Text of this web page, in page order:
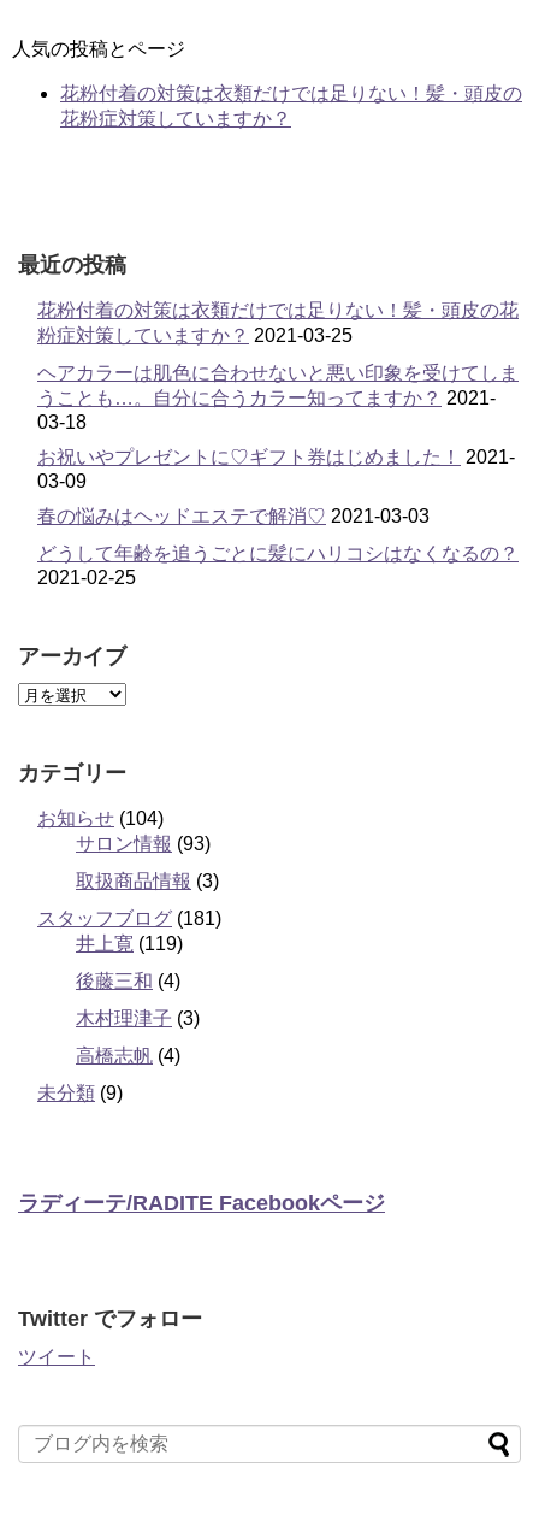
人気の投稿とページ
花粉付着の対策は衣類だけでは足りない！髪・頭皮の
花粉症対策していますか？
最近の投稿
花粉付着の対策は衣類だけでは足りない！髪・頭皮の花
粉症対策していますか？ 2021-03-25
ヘアカラーは肌色に合わせないと悪い印象を受けてしま
うことも…。自分に合うカラー知ってますか？ 2021-
03-18
お祝いやプレゼントに♡ギフト券はじめました！
2021-
03-09
春の悩みはヘッドエステで解消♡ 2021-03-03
どうして年齢を追うごとに髪にハリコシはなくなるの？
2021-02-25
アーカイブ
カテゴリー
お知らせ (104)
サロン情報 (93)
取扱商品情報 (3)
スタッフブログ (181)
井上寛 (119)
後藤三和 (4)
木村理津子 (3)
高橋志帆 (4)
未分類 (9)
ラディーテ/RADITE Facebookページ
Twitter でフォロー
ツイート